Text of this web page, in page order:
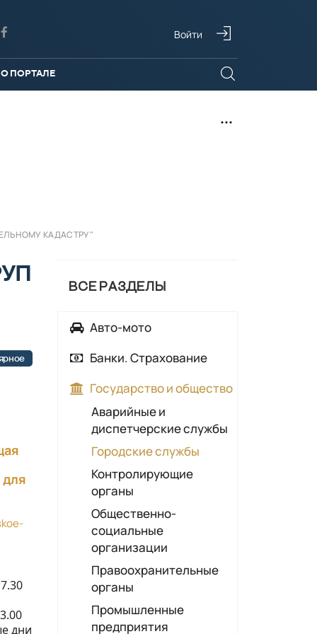
Войти
О ПОРТАЛЕ
КАДАСТРУ"
дни
ВСЕ РАЗДЕЛЫ
Авто-мото
Автозапчасти
Автосалоны, автохаусы
Автосервисы,
автотехцентры
Автошколы
АЗС
ГАИ
Шиномонтаж
Банки. Страхование
Банки
Страхование
Государство и общество
Аварийные и
диспетчерские службы
Городские службы
Контролирующие
органы
Общественно-
социальные
организации
Правоохранительные
органы
Промышленные
предприятия